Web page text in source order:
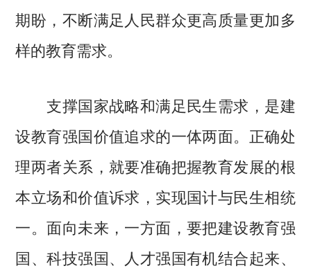
期盼，不断满足人民群众更高质量更加多
样的教育需求。
支撑国家战略和满足民生需求，是建
设教育强国价值追求的一体两面。正确处
理两者关系，就要准确把握教育发展的根
本立场和价值诉求，实现国计与民生相统
一。面向未来，一方面，要把建设教育强
国、科技强国、人才强国有机结合起来、